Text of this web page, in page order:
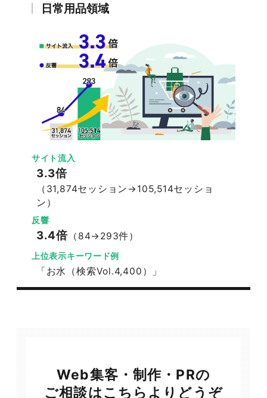
日常用品領域
サイト流入
3.3倍
（31,874セッション→105,514セッショ
ン）
反響
3.4倍 （84→293件）
上位表示キーワード例
「お水（検索Vol.4,400）」
Web集客・制作・PRの
ご相談はこちらよりどうぞ